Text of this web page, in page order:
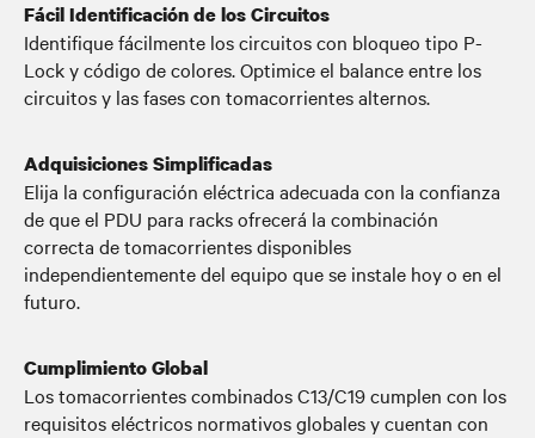
Fácil Identificación de los Circuitos
Identifique fácilmente los circuitos con bloqueo tipo P-
Lock y código de colores. Optimice el balance entre los
circuitos y las fases con tomacorrientes alternos.
Adquisiciones Simplificadas
Elija la configuración eléctrica adecuada con la confianza
de que el PDU para racks ofrecerá la combinación
correcta de tomacorrientes disponibles
independientemente del equipo que se instale hoy o en el
futuro.
Cumplimiento Global
Los tomacorrientes combinados C13/C19 cumplen con los
requisitos eléctricos normativos globales y cuentan con